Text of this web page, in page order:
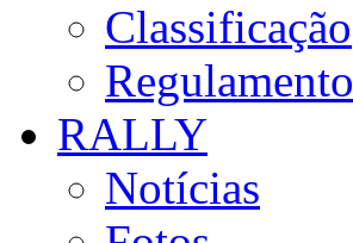
Classificação
Regulamento
RALLY
Notícias